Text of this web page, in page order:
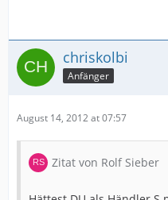
chriskolbi
Anfänger
August 14, 2012 at 07:57
Zitat von Rolf Sieber